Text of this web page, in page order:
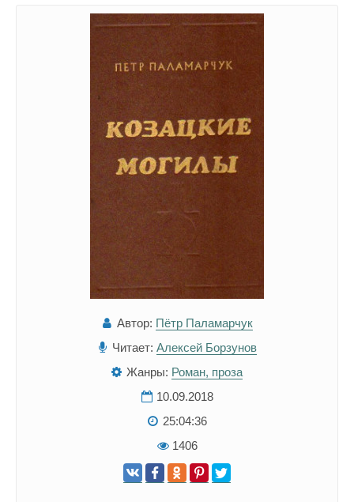
Автор: Пётр Паламарчук
Читает: Алексей Борзунов
Жанры: Роман, проза
10.09.2018
25:04:36
1406